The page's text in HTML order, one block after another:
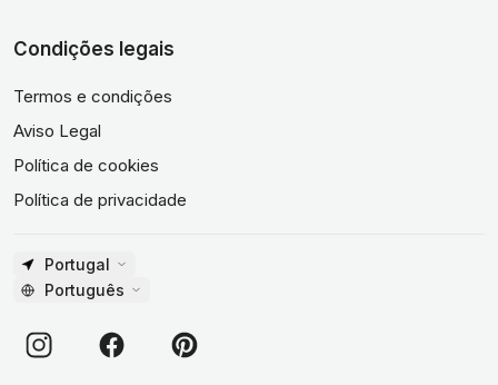
Condições legais
Termos e condições
Aviso Legal
Política de cookies
Política de privacidade
Portugal
Português